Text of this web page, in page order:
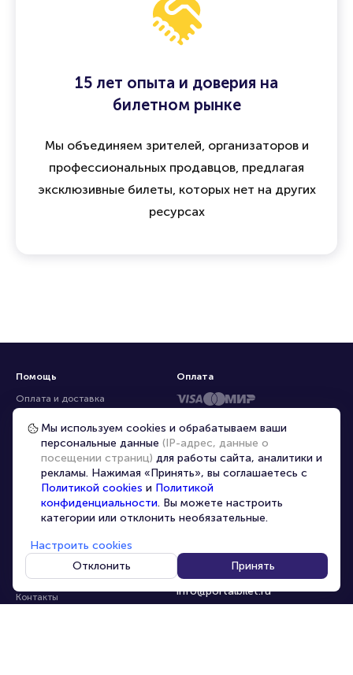
15 лет опыта и доверия на
билетном рынке
Мы объединяем зрителей, организаторов и
профессиональных продавцов, предлагая
эксклюзивные билеты, которых нет на других
ресурсах
Помощь
Оплата и доставка
Частые вопросы
Перепродажа билетов
Организаторам
Корпоративным клиентам
VIP-билеты
Персональные данные
О компании
Контакты
8-800-500-42-62
8-499-226-15-14
info@portalbilet.ru
С 10:00 до 21:00,
Оплата
Мы используем cookies и обрабатываем ваши
персональные данные (IP-адрес, данные о
посещении страниц) для работы сайта, аналитики и
рекламы. Нажимая «Принять», вы соглашаетесь с
Политикой cookies и Политикой
конфиденциальности. Вы можете настроить
категории или отклонить необязательные.
Настроить cookies
Отклонить
Принять